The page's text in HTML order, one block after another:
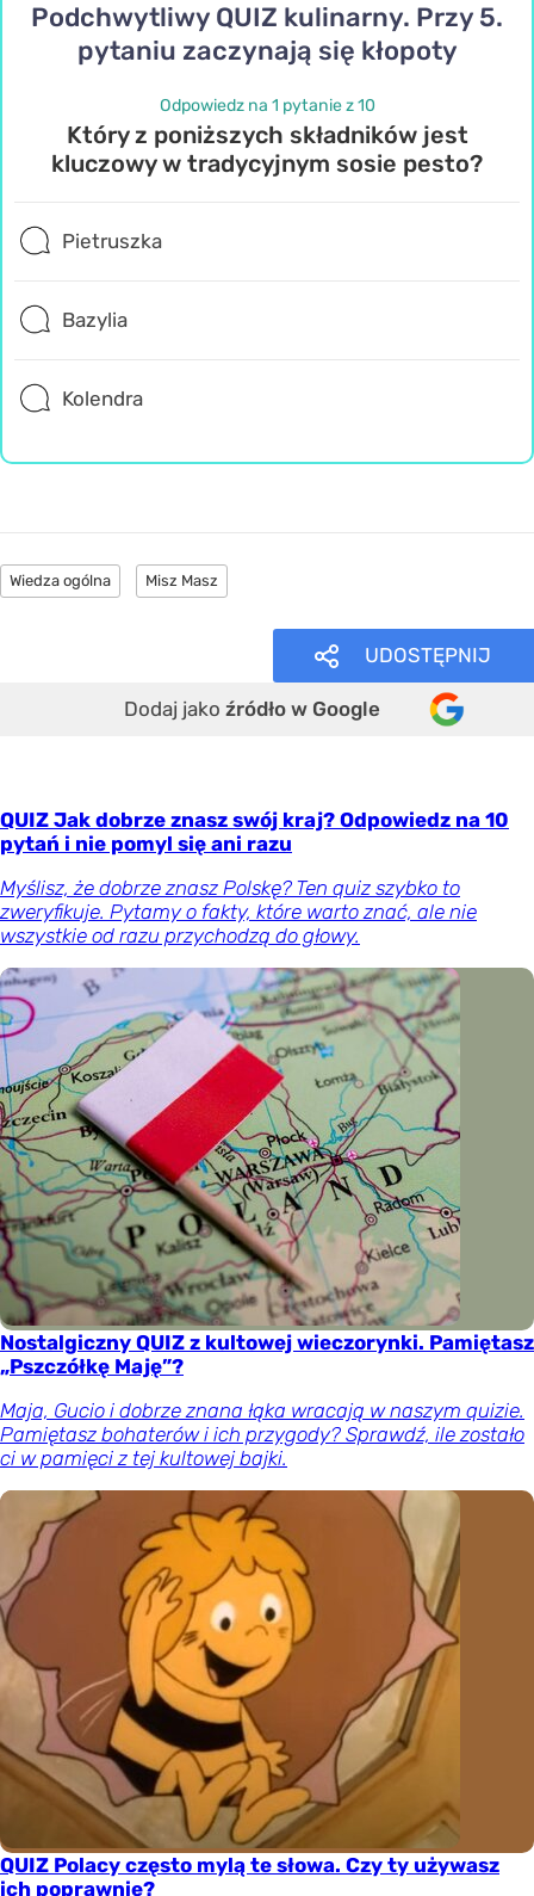
Podchwytliwy QUIZ kulinarny. Przy 5.
pytaniu zaczynają się kłopoty
Odpowiedz na 1 pytanie z 10
Który z poniższych składników jest
kluczowy w tradycyjnym sosie pesto?
Pietruszka
Bazylia
Kolendra
Wiedza ogólna Misz Masz
UDOSTĘPNIJ
Dodaj jako źródło w Google
QUIZ Jak dobrze znasz swój kraj? Odpowiedz na 10
pytań i nie pomyl się ani razu
Myślisz, że dobrze znasz Polskę? Ten quiz szybko to
zweryfikuje. Pytamy o fakty, które warto znać, ale nie
wszystkie od razu przychodzą do głowy.
Nostalgiczny QUIZ z kultowej wieczorynki. Pamiętasz
„Pszczółkę Maję”?
Maja, Gucio i dobrze znana łąka wracają w naszym quizie.
Pamiętasz bohaterów i ich przygody? Sprawdź, ile zostało
ci w pamięci z tej kultowej bajki.
QUIZ Polacy często mylą te słowa. Czy ty używasz
ich poprawnie?